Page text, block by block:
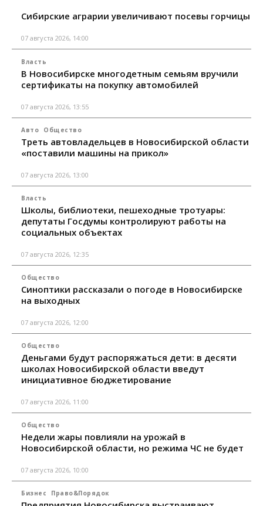
Сибирские аграрии увеличивают посевы горчицы
07 августа 2026, 14:00
Власть
В Новосибирске многодетным семьям вручили
сертификаты на покупку автомобилей
07 августа 2026, 13:55
Авто Общество
Треть автовладельцев в Новосибирской области
«поставили машины на прикол»
07 августа 2026, 13:00
Власть
Школы, библиотеки, пешеходные тротуары:
депутаты Госдумы контролируют работы на
социальных объектах
07 августа 2026, 12:35
Общество
Синоптики рассказали о погоде в Новосибирске
на выходных
07 августа 2026, 12:00
Общество
Деньгами будут распоряжаться дети: в десяти
школах Новосибирской области введут
инициативное бюджетирование
07 августа 2026, 11:00
Общество
Недели жары повлияли на урожай в
Новосибирской области, но режима ЧС не будет
07 августа 2026, 10:00
Бизнес Право&Порядок